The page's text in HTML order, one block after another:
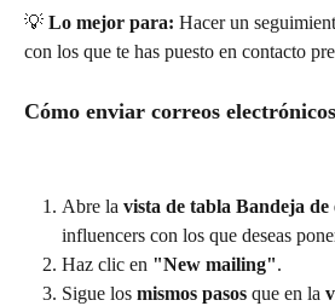
💡 Lo mejor para: Hacer un
con los que te has puesto en contacto
Cómo enviar correos
Abre la vista de tabla Bandeja de
influencers con los que deseas
Haz clic en "New mailing".
Sigue los mismos pasos que en la